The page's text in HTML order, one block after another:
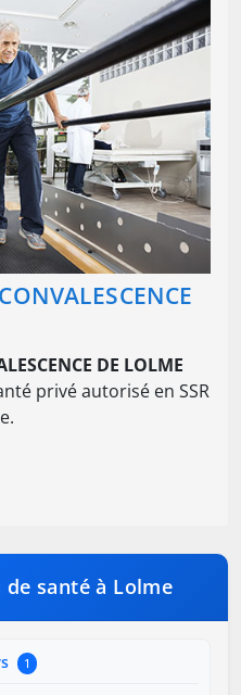
DE LOLME
privé autorisé en SSR
santé à Lolme
1